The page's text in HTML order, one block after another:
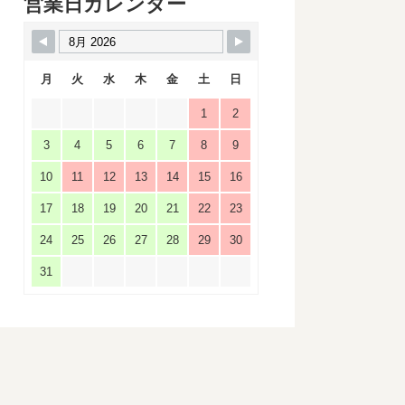
月 火 水 木 金 土 日
1 2
3 4 5 6 7 8 9
10 11 12 13 14 15 16
17 18 19 20 21 22 23
24 25 26 27 28 29 30
31